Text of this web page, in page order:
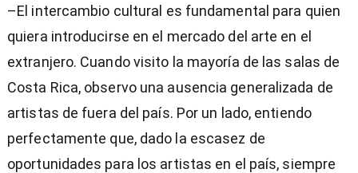
–El intercambio cultural es fundamental para quien
quiera introducirse en el mercado del arte en el
extranjero. Cuando visito la mayoría de las salas de
Costa Rica, observo una ausencia generalizada de
artistas de fuera del país. Por un lado, entiendo
perfectamente que, dado la escasez de
oportunidades para los artistas en el país, siempre